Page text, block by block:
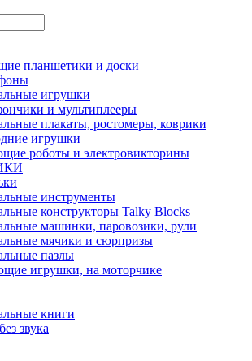
планшетики и доски
игрушки
и мультиплееры
плакаты, ростомеры, коврики
игрушки
роботы и электровикторины
инструменты
конструкторы Talky Blocks
машинки, паровозики, рули
мячики и сюрпризы
пазлы
игрушки, на моторчике
книги
звука